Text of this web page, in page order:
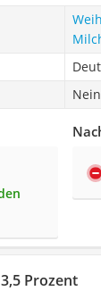
Nein
Prozent